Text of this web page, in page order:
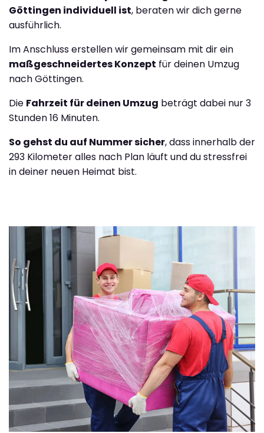
Göttingen individuell ist, beraten wir dich gerne
ausführlich.
Im Anschluss erstellen wir gemeinsam mit dir ein
maßgeschneidertes Konzept für deinen Umzug
nach Göttingen.
Die Fahrzeit für deinen Umzug beträgt dabei nur 3
Stunden 16 Minuten.
So gehst du auf Nummer sicher, dass innerhalb der
293 Kilometer alles nach Plan läuft und du stressfrei
in deiner neuen Heimat bist.